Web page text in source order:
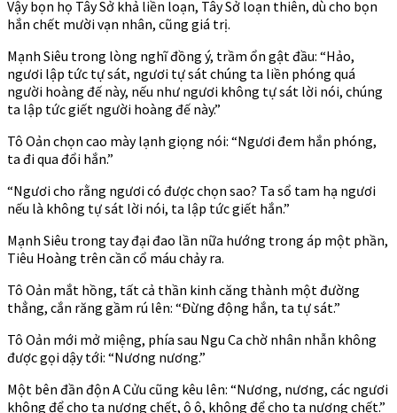
Vậy bọn họ Tây Sở khả liền loạn, Tây Sở loạn thiên, dù cho bọn
hắn chết mười vạn nhân, cũng giá trị.
Mạnh Siêu trong lòng nghĩ đồng ý, trầm ổn gật đầu: “Hảo,
ngươi lập tức tự sát, ngươi tự sát chúng ta liền phóng quá
người hoàng đế này, nếu như ngươi không tự sát lời nói, chúng
ta lập tức giết người hoàng đế này.”
Tô Oản chọn cao mày lạnh giọng nói: “Ngươi đem hắn phóng,
ta đi qua đổi hắn.”
“Ngươi cho rằng ngươi có được chọn sao? Ta sổ tam hạ ngươi
nếu là không tự sát lời nói, ta lập tức giết hắn.”
Mạnh Siêu trong tay đại đao lần nữa hướng trong áp một phần,
Tiêu Hoàng trên cần cổ máu chảy ra.
Tô Oản mắt hồng, tất cả thần kinh căng thành một đường
thẳng, cắn răng gầm rú lên: “Đừng động hắn, ta tự sát.”
Tô Oản mới mở miệng, phía sau Ngu Ca chờ nhân nhẫn không
được gọi dậy tới: “Nương nương.”
Một bên đần độn A Cửu cũng kêu lên: “Nương, nương, các ngươi
không để cho ta nương chết, ô ô, không để cho ta nương chết.”